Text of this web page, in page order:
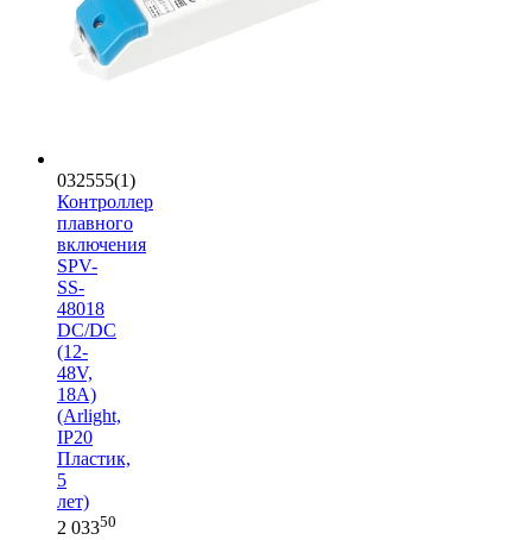
032555(1)
Контроллер
плавного
включения
SPV-
SS-
48018
DC/DC
(12-
48V,
18A)
(Arlight,
IP20
Пластик,
5
лет)
2 03350